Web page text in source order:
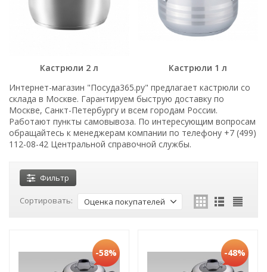
Кастрюли 2 л
Кастрюли 1 л
Интернет-магазин "Посуда365.ру" предлагает кастрюли со
склада в Москве. Гарантируем быструю доставку по
Москве, Санкт-Петербургу и всем городам России.
Работают пункты самовывоза. По интересующим вопросам
обращайтесь к менеджерам компании по телефону +7 (499)
112-08-42 Центральной справочной службы.
Фильтр
Сортировать: Оценка покупателей
-58% -48%